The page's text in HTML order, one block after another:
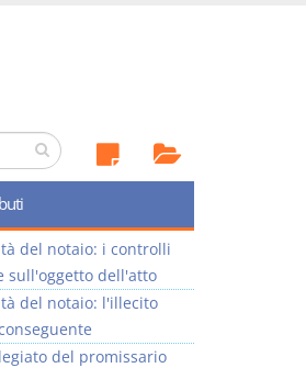
del notaio: i controlli
sull'oggetto dell'atto
del notaio: l'illecito
del promissario